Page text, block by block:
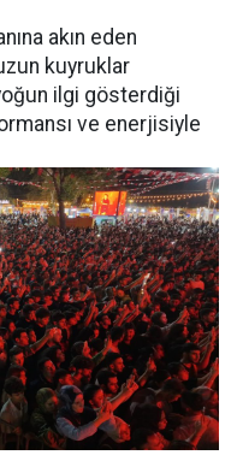
akın eden
kuyruklar
ilgi gösterdiği
ve enerjisiyle